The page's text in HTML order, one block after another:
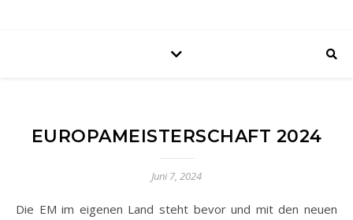
EUROPAMEISTERSCHAFT 2024
Juni 7, 2024
Die EM im eigenen Land steht bevor und mit den neuen